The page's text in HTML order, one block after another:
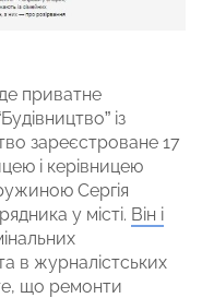
приватне
із
зареєстроване 17
і керівницею
Сергія
у місті. Він і
в журналістських
що ремонти